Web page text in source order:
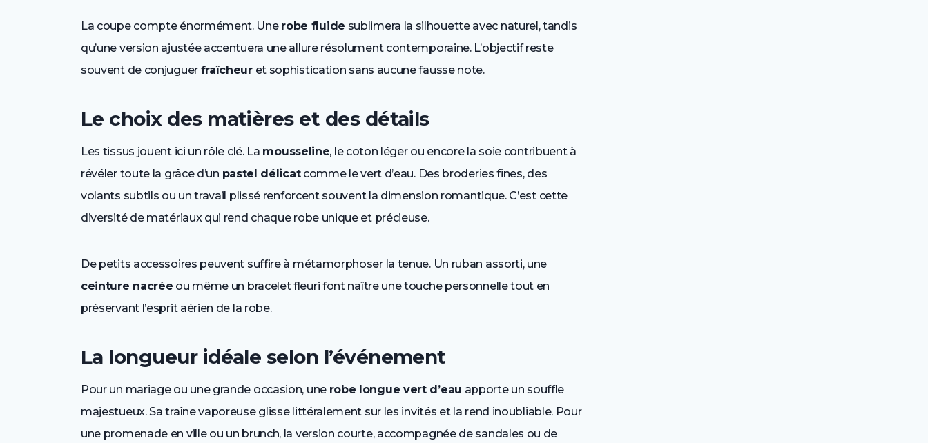
La coupe compte énormément. Une robe fluide sublimera la silhouette avec naturel, tandis
qu’une version ajustée accentuera une allure résolument contemporaine. L’objectif reste
souvent de conjuguer fraîcheuret sophistication sans aucune fausse note.
Le choix des matières et des détails
Les tissus jouent ici un rôle clé. La mousseline, le coton léger ou encore la soie contribuent à
révéler toute la grâce d’un pastel délicatcomme le vert d’eau. Des broderies fines, des
volants subtils ou un travail plissé renforcent souvent la dimension romantique. C’est cette
diversité de matériaux qui rend chaque robe unique et précieuse.
De petits accessoires peuvent suffire à métamorphoser la tenue. Un ruban assorti, une
ceinture nacrée ou même un bracelet fleuri font naître une touche personnelle tout en
préservant l’esprit aérien de la robe.
La longueur idéale selon l’événement
Pour un mariage ou une grande occasion, une robe longue vert d’eau apporte un souffle
majestueux. Sa traîne vaporeuse glisse littéralement sur les invités et la rend inoubliable. Pour
une promenade en ville ou un brunch, la version courte, accompagnée de sandales ou de